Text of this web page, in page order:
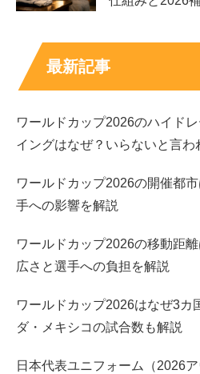
最新記事
ワールドカップ2026のハイド
イングはなぜ？いらないと言わ
ワールドカップ2026の開催都
手への影響を解説
ワールドカップ2026の移動距
広さと選手への負担を解説
ワールドカップ2026はなぜ3カ
ダ・メキシコの試合数も解説
日本代表ユニフォーム（2026